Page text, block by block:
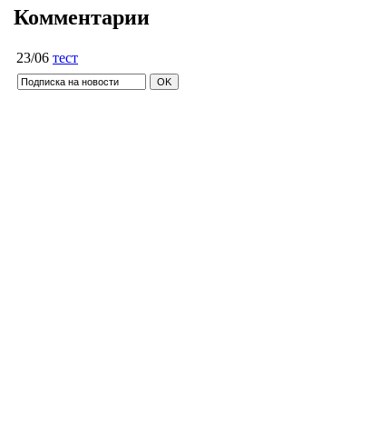
Комментарии
23/06 тест